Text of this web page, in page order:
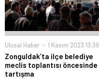
Ulusal Haber 1 Kasım 2023 13:39
Zonguldak’ta ilçe belediye
meclis toplantısı öncesinde
tartışma